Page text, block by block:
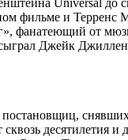
фильме и Терренс
фанатеющий от
Джейк
десятилетия и